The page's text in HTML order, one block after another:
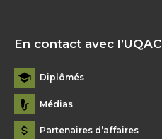
En contact avec l’UQAC
Diplômés
Médias
Partenaires d’affaires